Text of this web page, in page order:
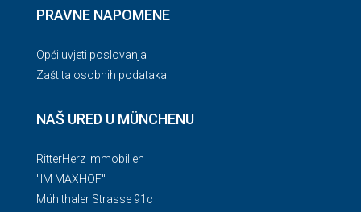
PRAVNE NAPOMENE
Opći uvjeti poslovanja
Zaštita osobnih podataka
NAŠ URED U MÜNCHENU
RitterHerz Immobilien
"IM MAXHOF"
Mühlthaler Strasse 91c